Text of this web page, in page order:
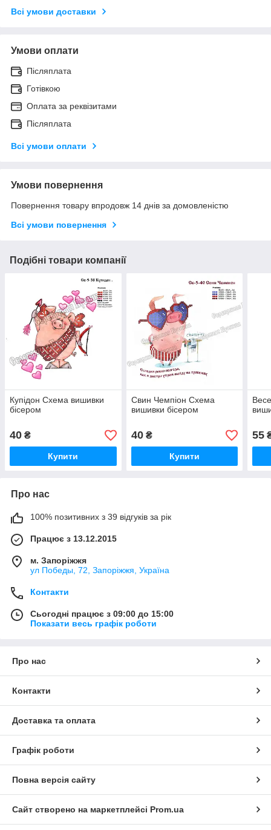
Всі умови доставки
Умови оплати
Післяплата
Готівкою
Оплата за реквізитами
Післяплата
Всі умови оплати
Умови повернення
Повернення товару впродовж 14 днів за домовленістю
Всі умови повернення
Подібні товари компанії
Купідон Схема вишивки
бісером
40 ₴
Купити
Свин Чемпіон Схема
вишивки бісером
40₴
Купити
55
Про нас
100% позитивних з 39 відгуків за рік
Працює з 13.12.2015
м. Запоріжжя
ул Победы, 72, Запоріжжя, Україна
Контакти
Сьогодні працює з 09:00 до 15:00
Показати весь графік роботи
Про нас
Контакти
Доставка та оплата
Графік роботи
Повна версія сайту
Сайт створено на маркетплейсі Prom.ua